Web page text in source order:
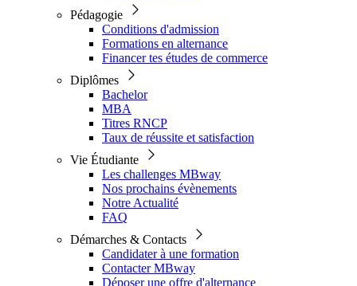
Pédagogie
Conditions d'admission
Formations en alternance
Financer tes études de commerce
Diplômes
Bachelor
MBA
Titres RNCP
Taux de réussite et satisfaction
Vie Étudiante
Les challenges MBway
Nos prochains évènements
Notre Actualité
FAQ
Démarches & Contacts
Candidater à une formation
Contacter MBway
Déposer une offre d'alternance